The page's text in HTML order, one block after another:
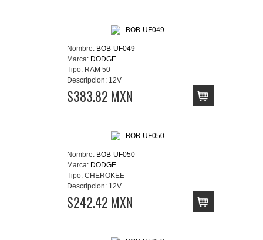
Nombre: BOB-UF049
Marca: DODGE
Tipo: RAM 50
Descripcion: 12V
$383.82 MXN
Nombre: BOB-UF050
Marca: DODGE
Tipo: CHEROKEE
Descripcion: 12V
$242.42 MXN